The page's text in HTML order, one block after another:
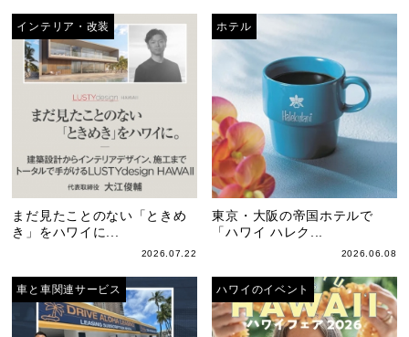
インテリア・改装
まだ見たことのない「ときめ
き」をハワイに...
2026.07.22
ホテル
東京・大阪の帝国ホテルで
「ハワイ ハレク...
2026.06.08
車と車関連サービス ハワイのイベント